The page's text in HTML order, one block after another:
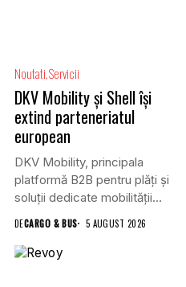
Noutati Servicii
DKV Mobility și Shell își
extind parteneriatul
european
DKV Mobility, principala
platformă B2B pentru plăți și
soluții dedicate mobilității
DECARGO & BUS 5 AUGUST 2026